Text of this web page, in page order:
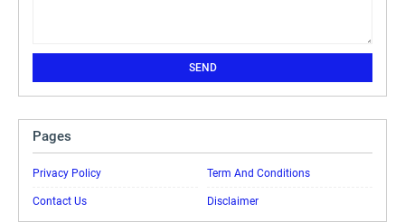
Pages
Privacy Policy Term And Conditions
Contact Us Disclaimer